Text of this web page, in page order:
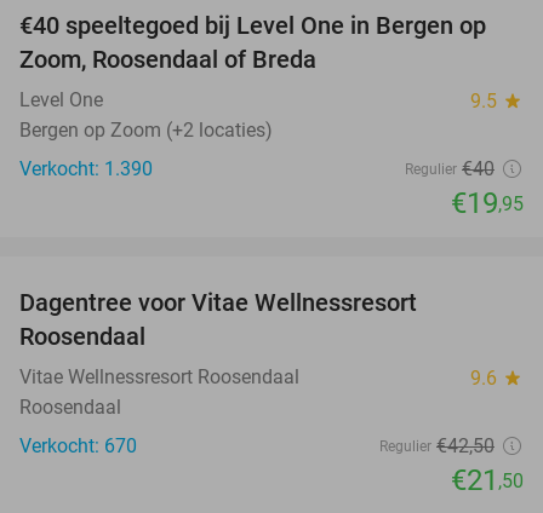
50%
€40 speeltegoed bij Level One in Bergen op
Zoom, Roosendaal of Breda
Level One 9.5 star
Bergen op Zoom (+2 locaties)
Verkocht: 1.390
Regulier €40
€19,95
Dagentree voor Vitae Wellnessresort
Roosendaal
Vitae Wellnessresort Roosendaal 9.6 star
Roosendaal
Verkocht: 670
Regulier €42,50
€21 ,50